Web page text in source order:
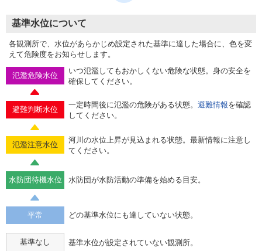
基準水位について
各観測所で、水位があらかじめ設定された基準に達した場合に、色を変
えて危険度をお知らせします。
氾濫危険水位
いつ氾濫してもおかしくない危険な状態。身の安全を
確保してください。
避難判断水位
一定時間後に氾濫の危険がある状態。 避難情報を確認
してください。
氾濫注意水位
河川の水位上昇が見込まれる状態。最新情報に注意し
てください。
水防団待機水位 水防団が水防活動の準備を始める目安。
平常 どの基準水位にも達していない状態。
基準なし 基準水位が設定されていない観測所。